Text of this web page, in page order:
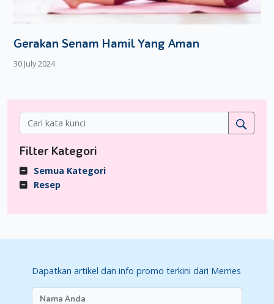
Gerakan Senam Hamil Yang Aman
30 July 2024
Filter Kategori
Semua Kategori
Resep
Dapatkan artikel dan info promo terkini dari Merries